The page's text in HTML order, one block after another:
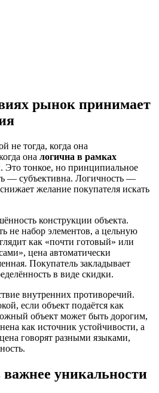
рынок принимает
не тогда, когда она
она логична в рамках
. Это тонкое, но принципиальное
— субъективна. Логичность —
желание покупателя искать
конструкции объекта.
не набор элементов, а цельную
как «почти готовый» или
цена автоматически
Покупатель закладывает
в виде скидки.
внутренних противоречий.
если объект подаётся как
объект может быть дорогим,
как источник устойчивости, а
говорят разными языками,
уникальности